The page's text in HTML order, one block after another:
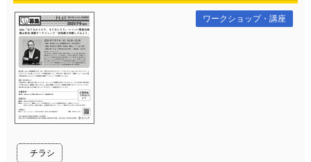
チラシ
ワークショップ・講座